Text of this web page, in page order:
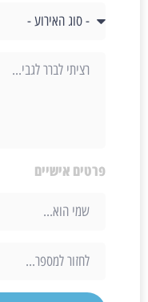
פרטים אישיים